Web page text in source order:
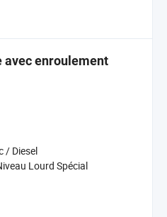
avec enroulement
/ Diesel
Lourd Spécial